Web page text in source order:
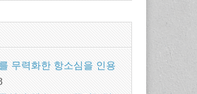
무력화한 항소심을 인용